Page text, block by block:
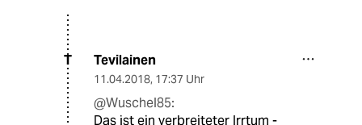
T Tevilainen
11.04.2018, 17:37 Uhr
@Wuschel85:
Das ist ein verbreiteter Irrtum -